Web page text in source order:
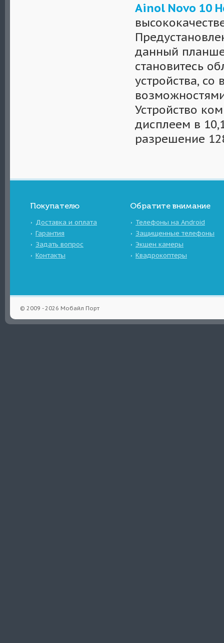
Ainol Novo 10
данный
становитесь
устройства,
Устройство
дисплеем в
разрешение
Покупателю
Доставка и оплата
Гарантия
Задать вопрос
Контакты
Обратите внимание
Телефоны на Android
Защищенные телефоны
Экшен камеры
Квадрокоптеры
© 2009 - 2026 Мобайл Порт